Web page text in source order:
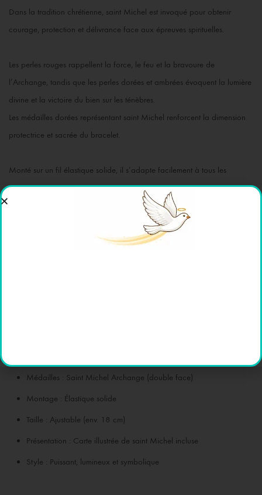
Dans la tradition chrétienne, saint Michel est invoqué pour obtenir
courage, protection et délivrance face aux épreuves spirituelles.
Les perles rouges rappellent la force, le feu et la bravoure de
l’Archange, tandis que les perles dorées et ambrées évoquent la lumière
divine et la victoire du bien sur les ténèbres.
Les médailles dorées représentant saint Michel renforcent la dimension
protectrice et sacrée du bracelet.
Monté sur un fil élastique solide, il s’adapte facilement à tous les
poignets.
Il est présenté avec une carte illustrée de saint Michel terrassant le
dragon, symbole de sa mission de défense contre le mal.
Médailles : Saint Michel Archange (double face)
Montage : Élastique solide
Taille : Ajustable (env. 18 cm)
Présentation : Carte illustrée de saint Michel incluse
Style : Puissant, lumineux et symbolique